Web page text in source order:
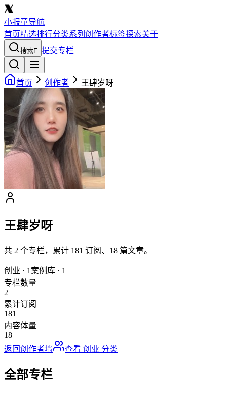
小报童导航
首页精选排行分类系列 创作者标签探索关于
搜索F 提交专栏
首页 创作者 王肆岁呀
王肆岁呀
共 2 个专栏，累计 181 订阅、 18 篇文章。
创业 · 1案例库 · 1
专栏数量
2
累计订阅
181
内容体量
18
返回创作者墙
查看 创业 分类
全部专栏